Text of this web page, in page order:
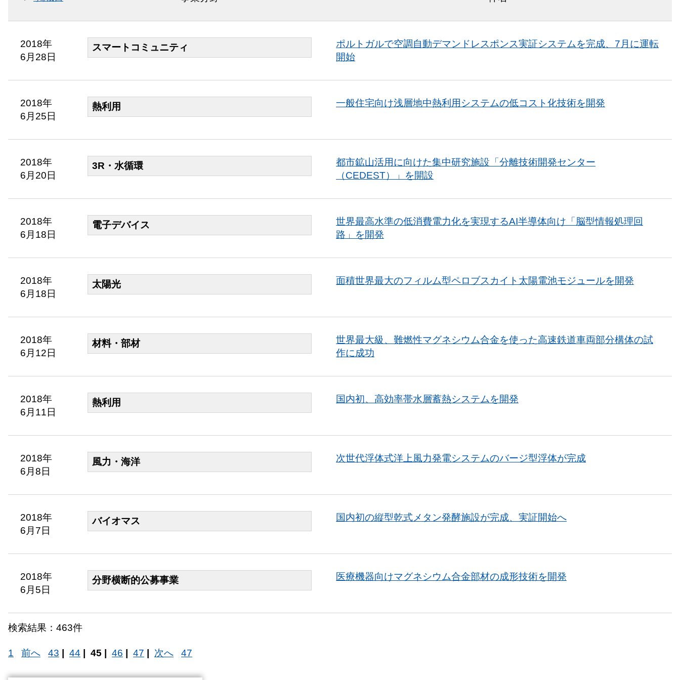
2018年
6月28日
スマートコミュニティ
ポルトガルで空調自動デマンドレスポンス実証システムを完成、7月に運転
開始
2018年
6月25日
熱利用 一般住宅向け浅層地中熱利用システムの低コスト化技術を開発
2018年
6月20日
3R・水循環
都市鉱山活用に向けた集中研究施設「分離技術開発センター
（CEDEST）」を開設
2018年
6月18日
電子デバイス
世界最高水準の低消費電力化を実現するAI半導体向け「脳型情報処理回
路」を開発
2018年
6月18日
太陽光 面積世界最大のフィルム型ペロブスカイト太陽電池モジュールを開発
2018年
6月12日
材料・部材
世界最大級、難燃性マグネシウム合金を使った高速鉄道車両部分構体の試
作に成功
2018年
6月11日
熱利用 国内初、高効率帯水層蓄熱システムを開発
2018年
6月8日
風力・海洋 次世代浮体式洋上風力発電システムのバージ型浮体が完成
2018年
6月7日
バイオマス 国内初の縦型乾式メタン発酵施設が完成、実証開始へ
2018年
6月5日
分野横断的公募事業 医療機器向けマグネシウム合金部材の成形技術を開発
検索結果：463件
1 前へ 43 44 45 | 46 47 次へ 47